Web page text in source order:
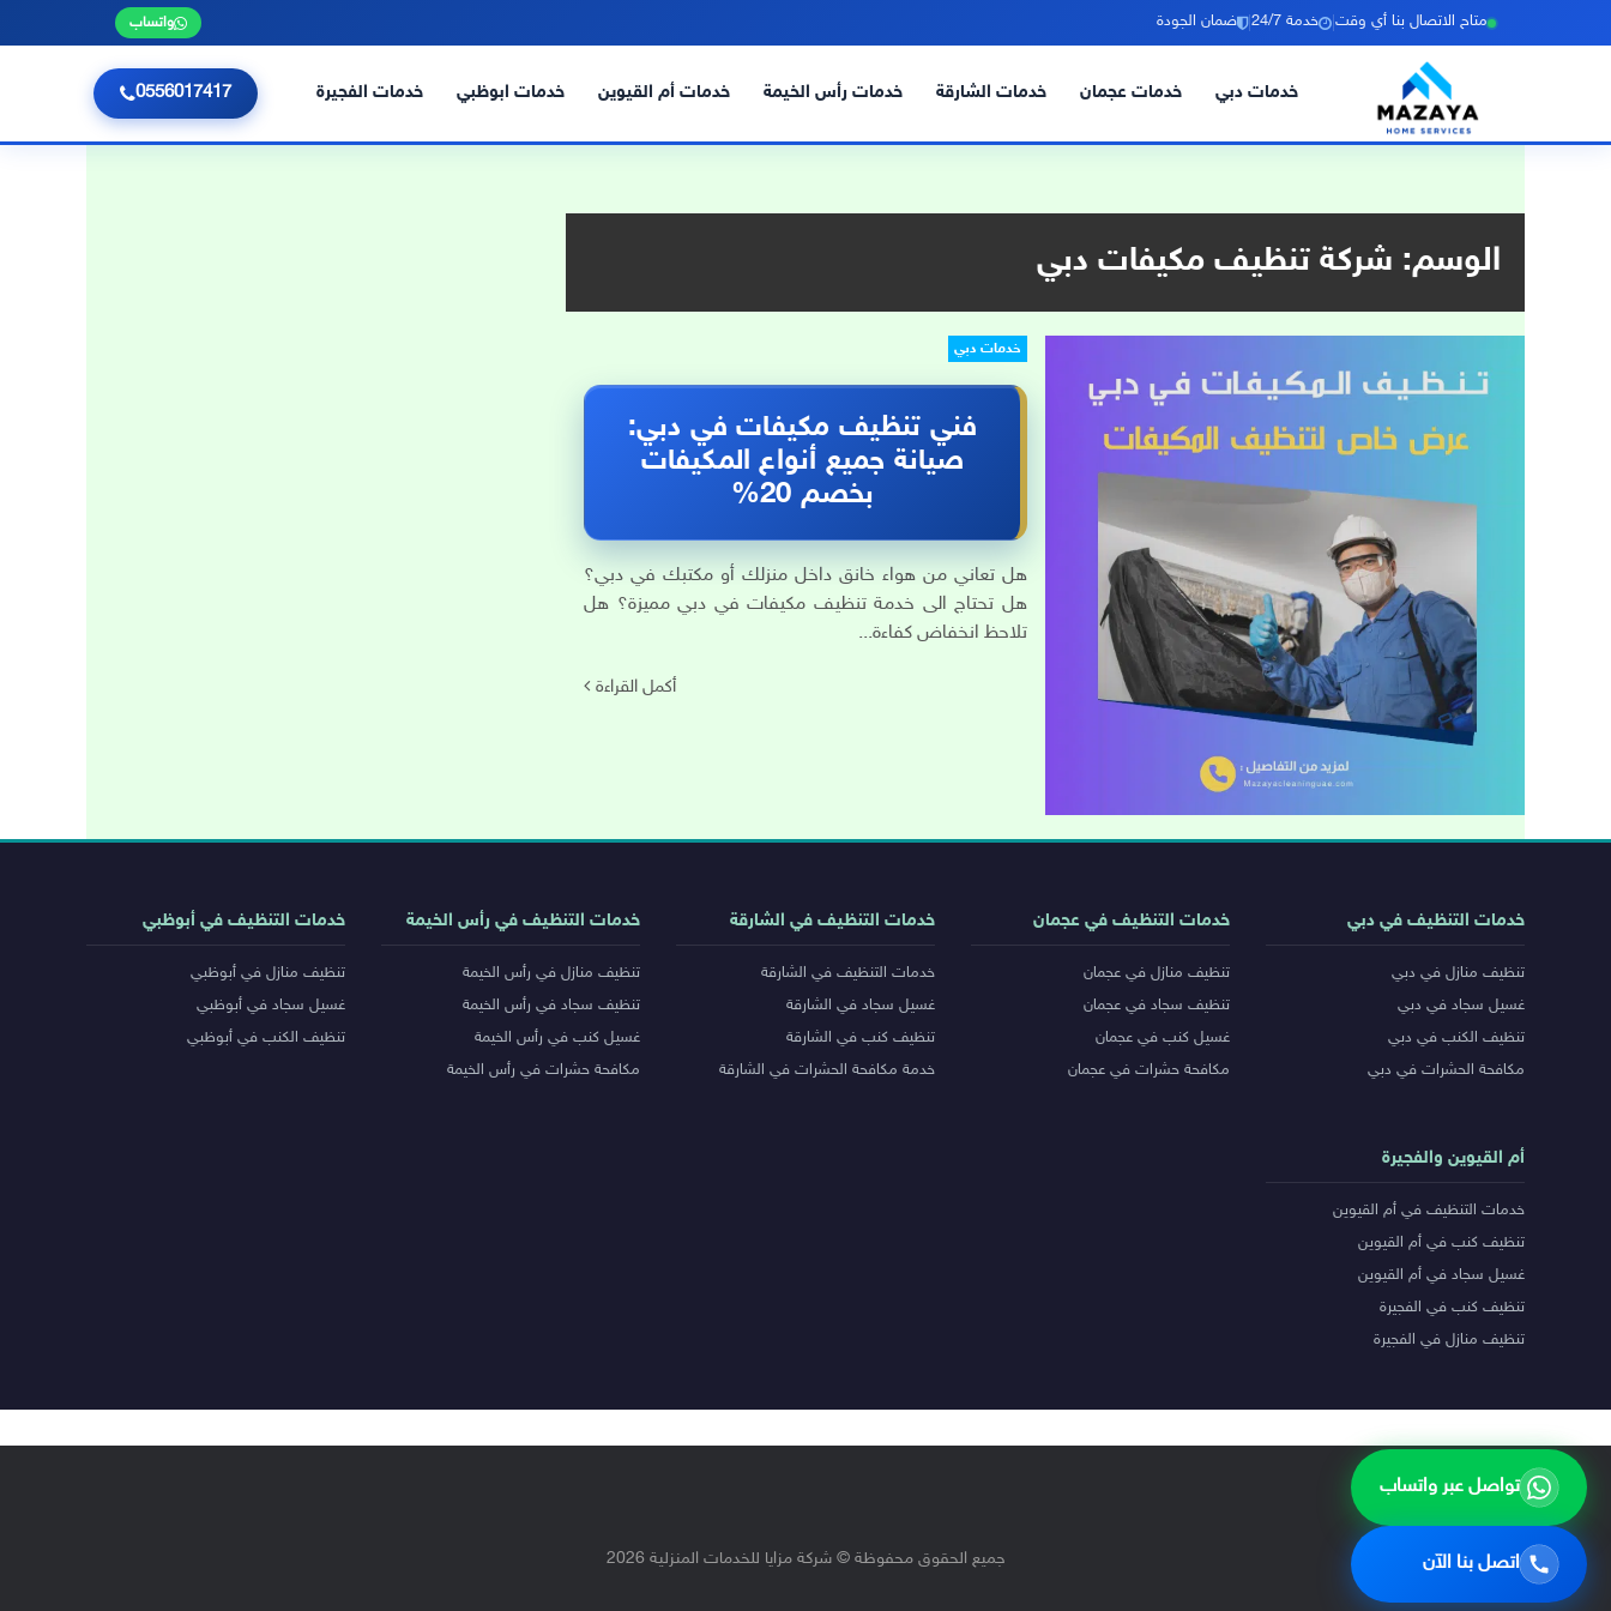
متاح الاتصال بنا أي وقت خدمة 24/7 | ضمان الجودة واتساب
خدمات دبي خدمات عجمان خدمات الشارقة خدمات رأس الخيمة خدمات أم القيوين خدمات ابوظبي خدمات الفجيرة 0556017417
الوسم: شركة تنظيف مكيفات دبي
خدمات دبي
فني تنظيف مكيفات في دبي:
صيانة جميع أنواع المكيفات
بخصم 20%
هل تعاني من هواء خانق داخل منزلك أو مكتبك في دبي؟
هل تحتاج الى خدمة تنظيف مكيفات في دبي مميزة؟ هل
تلاحظ انخفاض كفاءة...
أكمل القراءة
روابط
المدن
خدمات التنظيف في دبي
تنظيف منازل في دبي
غسيل سجاد في دبي
تنظيف الكنب في دبي
مكافحة الحشرات في دبي
خدمات التنظيف في عجمان
تنظيف منازل في عجمان
تنظيف سجاد في عجمان
غسيل كنب في عجمان
مكافحة حشرات في عجمان
خدمات التنظيف في الشارقة
خدمات التنظيف في الشارقة
غسيل سجاد في الشارقة
تنظيف كنب في الشارقة
خدمة مكافحة الحشرات في الشارقة
خدمات التنظيف في رأس الخيمة
تنظيف منازل في رأس الخيمة
تنظيف سجاد في رأس الخيمة
غسيل كنب في رأس الخيمة
مكافحة حشرات في رأس الخيمة
خدمات التنظيف في أبوظبي
تنظيف منازل في أبوظبي
غسيل سجاد في أبوظبي
تنظيف الكنب في أبوظبي
أم القيوين والفجيرة
خدمات التنظيف في أم القيوين
تنظيف كنب في أم القيوين
غسيل سجاد في أم القيوين
تنظيف كنب في الفجيرة
تنظيف منازل في الفجيرة
جميع الحقوق محفوظة © شركة مزايا للخدمات المنزلية 2026
تواصل عبر واتساب
اتصل بنا الآن